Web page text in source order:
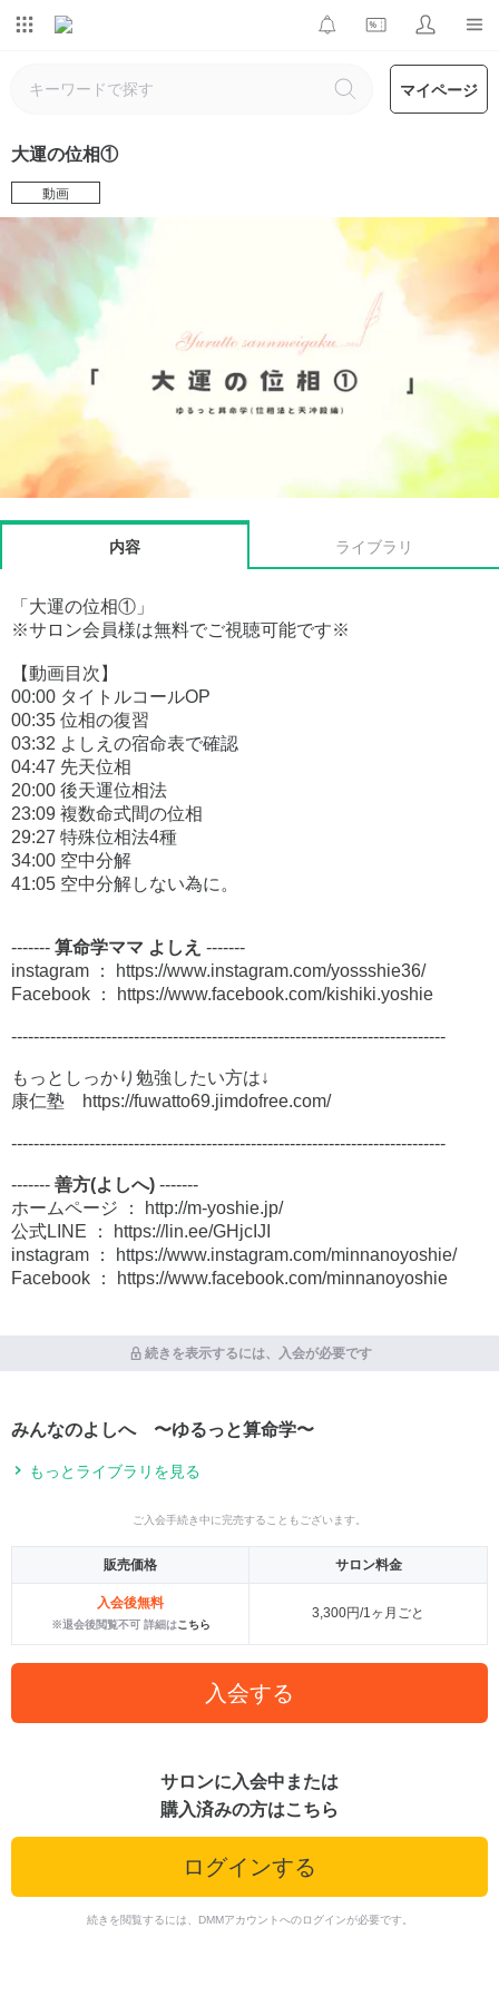
マイページ
大運の位相①
動画
内容 ライブラリ
「大運の位相①」
※サロン会員様は無料でご視聴可能です※
【動画目次】
00:00 タイトルコールOP
00:35 位相の復習
03:32 よしえの宿命表で確認
04:47 先天位相
20:00 後天運位相法
23:09 複数命式間の位相
29:27 特殊位相法4種
34:00 空中分解
41:05 空中分解しない為に。
------- 算命学ママ よしえ -------
instagram ： https://www.instagram.com/yossshie36/
Facebook ： https://www.facebook.com/kishiki.yoshie
------------------------------------------------------------------------------
もっとしっかり勉強したい方は↓
康仁塾 https://fuwatto69.jimdofree.com/
------------------------------------------------------------------------------
------- 善方(よしへ) -------
ホームページ ： http://m-yoshie.jp/
公式LINE ： https://lin.ee/GHjcIJI
instagram ： https://www.instagram.com/minnanoyoshie/
Facebook ： https://www.facebook.com/minnanoyoshie
続きを表示するには、入会が必要です
みんなのよしへ 〜ゆるっと算命学〜
もっとライブラリを見る
ご入会手続き中に完売することもございます。
販売価格 サロン料金
入会後無料
※退会後閲覧不可 詳細はこちら
3,300円/1ヶ月ごと
入会する
サロンに入会中または
購入済みの方はこちら
ログインする
続きを閲覧するには、DMMアカウントへのログインが必要です。